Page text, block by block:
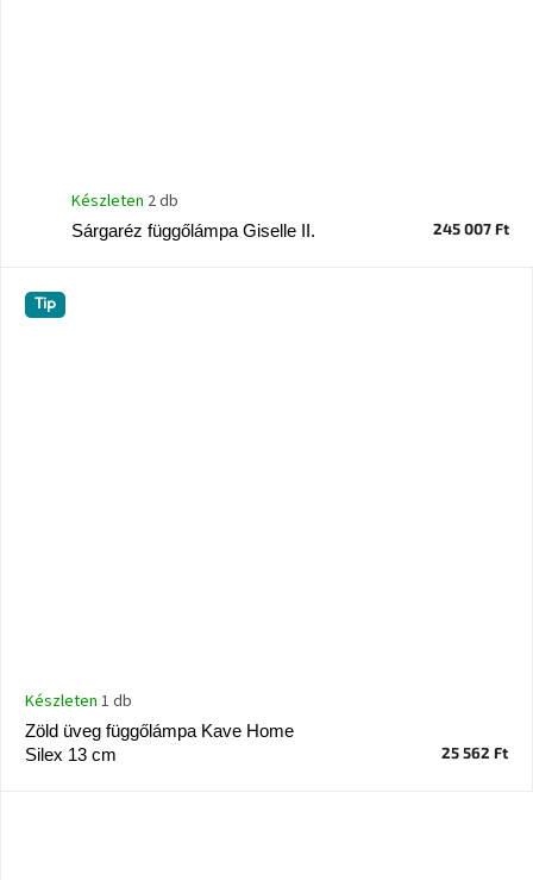
Sárgaréz függőlámpa Giselle II.
Készleten 2 db
245 007 Ft
Tip
Zöld üveg függőlámpa Kave Home
Silex 13 cm
Készleten 1 db
25 562 Ft